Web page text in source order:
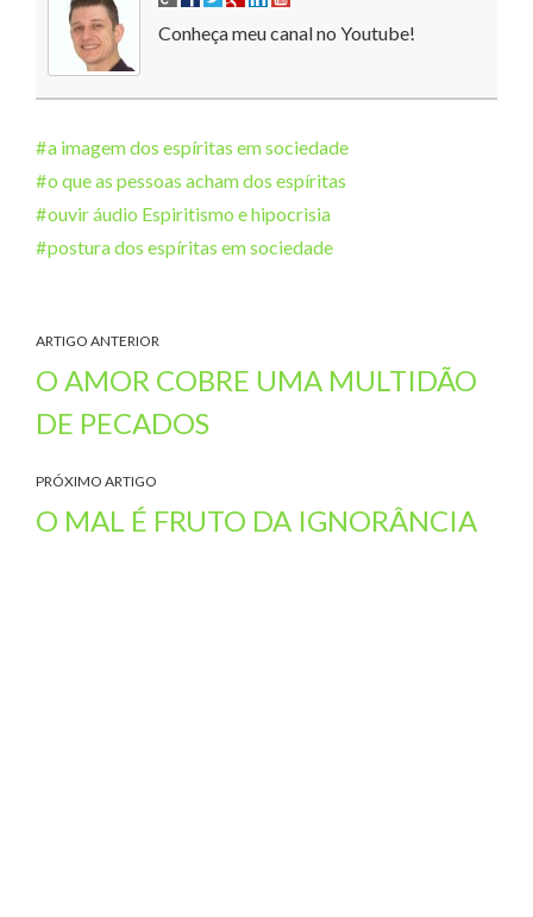
Conheça meu canal no Youtube!
a imagem dos espíritas em sociedade
o que as pessoas acham dos espíritas
ouvir áudio Espiritismo e hipocrisia
postura dos espíritas em sociedade
ARTIGO ANTERIOR
O AMOR COBRE UMA MULTIDÃO
DE PECADOS
PRÓXIMO ARTIGO
O MAL É FRUTO DA IGNORÂNCIA